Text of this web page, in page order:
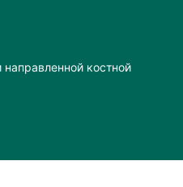
костной